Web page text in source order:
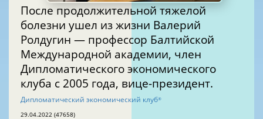
После продолжительной тяжелой
болезни ушел из жизни Валерий
Ролдугин — профессор Балтийской
Международной академии, член
Дипломатического экономического
клуба с 2005 года, вице-президент.
Дипломатический экономический клуб®
29.04.2022 (47658)